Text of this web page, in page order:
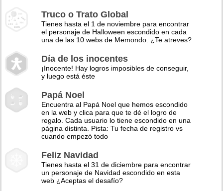
Truco o Trato Global
Tienes hasta el 1 de noviembre para encontrar
el personaje de Halloween escondido en cada
una de las 10 webs de Memondo. ¿Te atreves?
Día de los inocentes
¡Inocente! Hay logros imposibles de conseguir,
y luego está éste
Papá Noel
Encuentra al Papá Noel que hemos escondido
en la web y clica para que te dé el logro de
regalo. Cada usuario lo tiene escondido en una
página distinta. Pista: Tu fecha de registro vs
cuando empezó todo
Feliz Navidad
Tienes hasta el 31 de diciembre para encontrar
un personaje de Navidad escondido en esta
web ¿Aceptas el desafío?